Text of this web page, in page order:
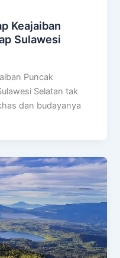
Keajaiban
Sulawesi
Puncak
Selatan tak
dan budayanya